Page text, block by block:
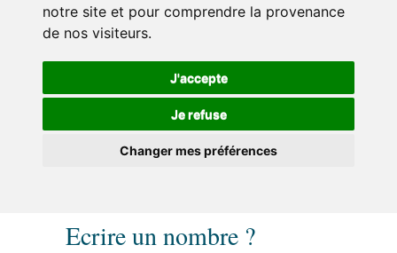
notre site et pour comprendre la provenance
de nos visiteurs.
J'accepte
Je refuse
Changer mes préférences
Ecrire un nombre ?